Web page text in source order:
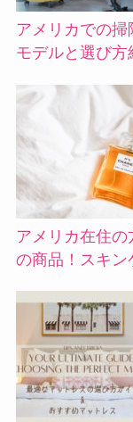
アメリカでの
モデルと選び方
アメリカ在住
の商品！スキン